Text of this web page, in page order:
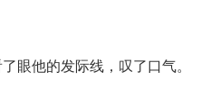
眼他的发际线，叹了口气。